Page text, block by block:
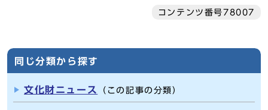
コンテンツ番号78007
同じ分類から探す
文化財ニュース （この記事の分類）